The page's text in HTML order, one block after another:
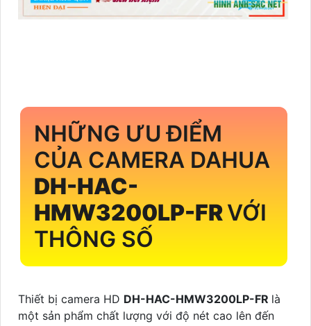
NHỮNG ƯU ĐIỂM
CỦA CAMERA DAHUA
DH-HAC-
HMW3200LP-FRVỚI
THÔNG SỐ
Thiết bị camera HD DH-HAC-HMW3200LP-FR là
một sản phẩm chất lượng với độ nét cao lên đến